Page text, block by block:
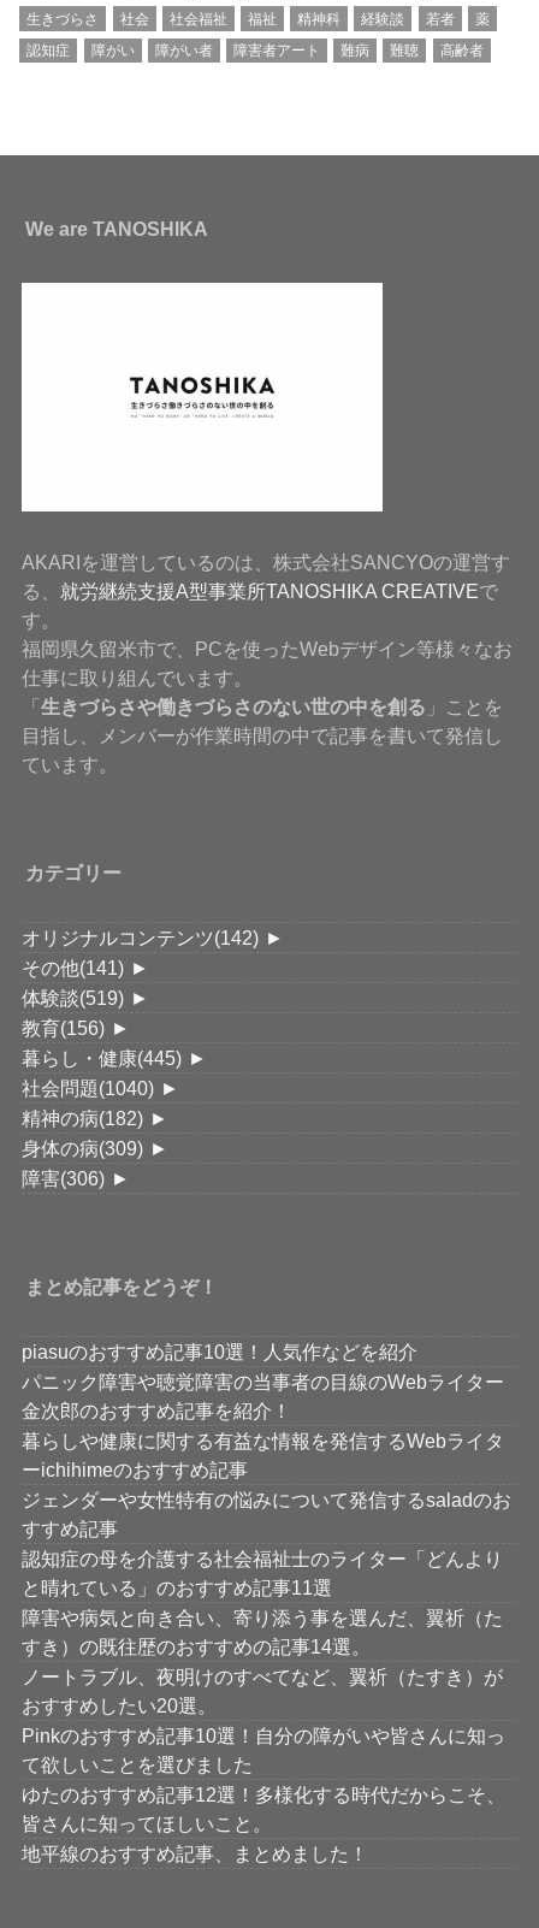
生きづらさ
社会 社会福祉 福祉 精神科 経験談 若者
薬
認知症
障がい 障がい者 障害者アート 難病 難聴 高齢者
We are TANOSHIKA
AKARIを運営しているのは、株式会社SANCYOの運営す
る、 就労継続支援A型事業所TANOSHIKA CREATIVEで
す。
福岡県久留米市で、PCを使ったWebデザイン等様々なお
仕事に取り組んでいます。
「生きづらさや働きづらさのない世の中を創る 」ことを
目指し、メンバーが作業時間の中で記事を書いて発信し
ています。
カテゴリー
オリジナルコンテンツ(142) ►
その他(141) ►
体験談(519) ►
教育(156) ►
暮らし・健康(445) ►
社会問題(1040) ►
精神の病(182) ►
身体の病(309) ►
障害(306) ►
まとめ記事をどうぞ！
piasuのおすすめ記事10選！人気作などを紹介
パニック障害や聴覚障害の当事者の目線のWebライター
金次郎のおすすめ記事を紹介！
暮らしや健康に関する有益な情報を発信するWebライタ
ーichihimeのおすすめ記事
ジェンダーや女性特有の悩みについて発信するsaladのお
すすめ記事
認知症の母を介護する社会福祉士のライター「どんより
と晴れている」のおすすめ記事11選
障害や病気と向き合い、寄り添う事を選んだ、翼祈（た
すき）の既往歴のおすすめの記事14選。
ノートラブル、夜明けのすべてなど、翼祈（たすき）が
おすすめしたい20選。
Pinkのおすすめ記事10選！自分の障がいや皆さんに知っ
て欲しいことを選びました
ゆたのおすすめ記事12選！多様化する時代だからこそ、
皆さんに知ってほしいこと。
地平線のおすすめ記事、まとめました！